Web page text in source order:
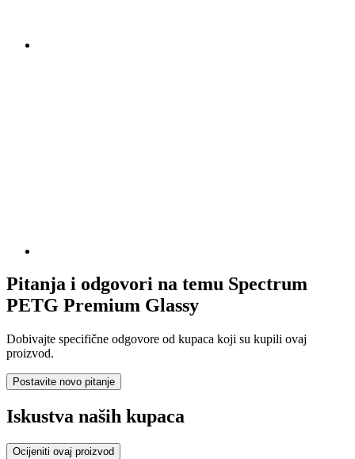
Pitanja i odgovori na temu Spectrum
PETG Premium Glassy
Dobivajte specifične odgovore od kupaca koji su kupili ovaj
proizvod.
Postavite novo pitanje
Iskustva naših kupaca
Ocijeniti ovaj proizvod